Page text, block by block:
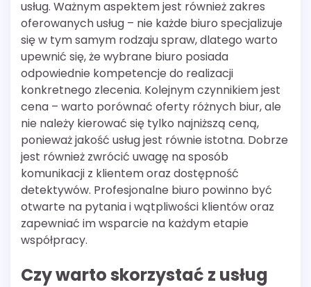
usług. Ważnym aspektem jest również zakres
oferowanych usług – nie każde biuro specjalizuje
się w tym samym rodzaju spraw, dlatego warto
upewnić się, że wybrane biuro posiada
odpowiednie kompetencje do realizacji
konkretnego zlecenia. Kolejnym czynnikiem jest
cena – warto porównać oferty różnych biur, ale
nie należy kierować się tylko najniższą ceną,
ponieważ jakość usług jest równie istotna. Dobrze
jest również zwrócić uwagę na sposób
komunikacji z klientem oraz dostępność
detektywów. Profesjonalne biuro powinno być
otwarte na pytania i wątpliwości klientów oraz
zapewniać im wsparcie na każdym etapie
współpracy.
Czy warto skorzystać z usług